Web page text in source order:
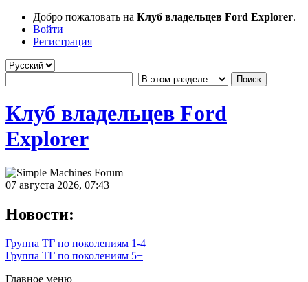
Добро пожаловать на Клуб владельцев Ford Explorer.
Войти
Регистрация
Клуб владельцев Ford
Explorer
07 августа 2026, 07:43
Новости:
Группа ТГ по поколениям 1-4
Группа ТГ по поколениям 5+
Главное меню